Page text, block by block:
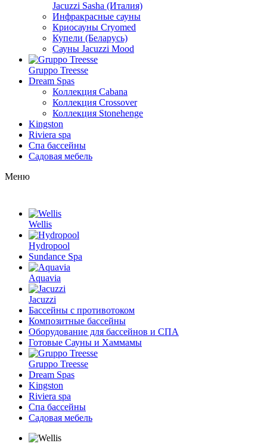
Jacuzzi Sasha (Италия)
Инфракрасные сауны
Криосауны Cryomed
Купели (Беларусь)
Сауны Jacuzzi Mood
Gruppo Treesse
Dream Spas
Коллекция Cabana
Коллекция Crossover
Коллекция Stonehenge
Kingston
Riviera spa
Спа бассейны
Садовая мебель
Меню
Wellis
Hydropool
Sundance Spa
Aquavia
Jacuzzi
Бассейны с противотоком
Композитные бассейны
Оборудование для бассейнов и СПА
Готовые Сауны и Хаммамы
Gruppo Treesse
Dream Spas
Kingston
Riviera spa
Спа бассейны
Садовая мебель